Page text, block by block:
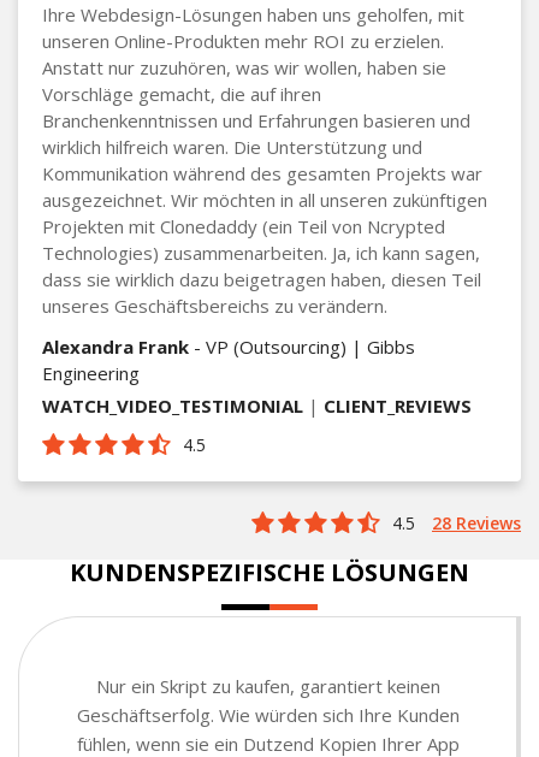
Ihre Webdesign-Lösungen haben uns geholfen, mit
unseren Online-Produkten mehr ROI zu erzielen.
Anstatt nur zuzuhören, was wir wollen, haben sie
Vorschläge gemacht, die auf ihren
Branchenkenntnissen und Erfahrungen basieren und
wirklich hilfreich waren. Die Unterstützung und
Kommunikation während des gesamten Projekts war
ausgezeichnet. Wir möchten in all unseren zukünftigen
Projekten mit Clonedaddy (ein Teil von Ncrypted
Technologies) zusammenarbeiten. Ja, ich kann sagen,
dass sie wirklich dazu beigetragen haben, diesen Teil
unseres Geschäftsbereichs zu verändern.
Alexandra Frank - VP (Outsourcing) | Gibbs
Engineering
WATCH_VIDEO_TESTIMONIAL | CLIENT_REVIEWS
4.5
4.5 28 Reviews
KUNDENSPEZIFISCHE LÖSUNGEN
Nur ein Skript zu kaufen, garantiert keinen
Geschäftserfolg. Wie würden sich Ihre Kunden
fühlen, wenn sie ein Dutzend Kopien Ihrer App